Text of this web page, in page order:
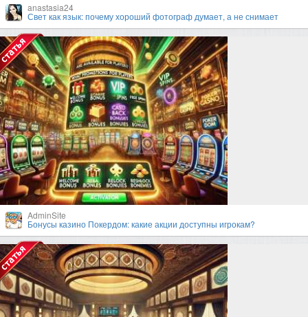
anastasia24
Свет как язык: почему хороший фотограф думает, а не снимает
AdminSite
Бонусы казино Покердом: какие акции доступны игрокам?